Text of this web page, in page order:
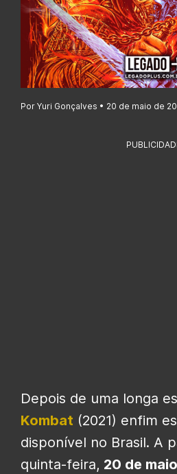
Por Yuri Gonçalves • 20 de maio de
Depois de uma longa
Kombat (2021) enfim
disponível no Brasil. A
quinta-feira, 20 de maio